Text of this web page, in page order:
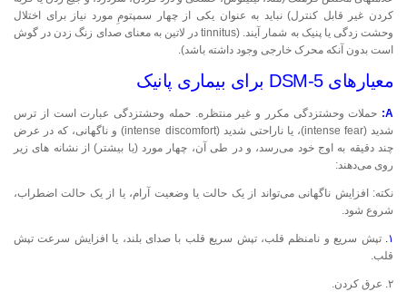
کردن غیر قابل کنترل) نباید به عنوان یکی از چهار سمپتومِ مورد نیاز برای اختلال
وحشت زدگی یا پنیک به شمار آیند. (tinnitus در لاتین به معنای صدای زنگ زدن در گوش
است بدون آنکه محرک خارجی وجود داشته باشد).
معیارهای DSM-5 برای بیماری پانیک
A:
حملات وحشتزدگی مکرر و غیر منتظره. حمله وحشتزدگی عبارت است از ترس
شدید (intense fear)، یا ناراحتی شدید (intense discomfort) و ناگهانی، که در عرض
چند دقیقه به اوج خود می‌رسد، و در طی آن، چهار مورد (یا بیشتر) از نشانه های زیر
روی می‌دهند:
نکته: افزایش ناگهانی می‌تواند از یک حالت یا وضعیت آرام، یا از یک حالت اضطراب،
شروع شود.
۱. تپش سریع و نامنظم قلب، تپش سریع قلب با صدای بلند، یا افزایش سرعت تپش
قلب.
۲. عرق کردن.